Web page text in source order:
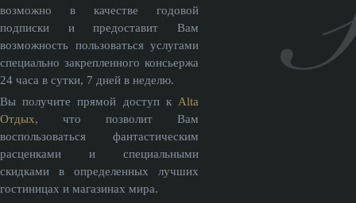
возможно в качестве годовой
подписки и предоставит Вам
возможность пользоваться услугами
специально закрепленного консьержа
24 часа в сутки, 7 дней в неделю.
Вы получите прямой доступ к Alta
Отдых, что позволит Вам
воспользоваться фантастическим
расценками и специальными
скидками в определенных лучших
гостиницах и магазинах мира.